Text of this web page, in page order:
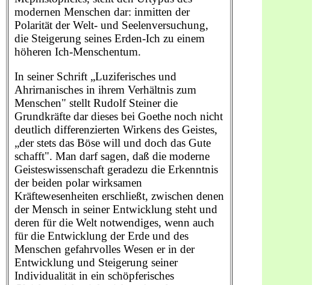
modernen Menschen dar: inmitten der
Polarität der Welt- und Seelenversuchung,
die Steigerung seines Erden-Ich zu einem
höheren Ich-Menschentum.
In seiner Schrift „Luziferisches und
Ahrirnanisches in ihrem Verhältnis zum
Menschen" stellt Rudolf Steiner die
Grundkräfte dar dieses bei Goethe noch nicht
deutlich differenzierten Wirkens des Geistes,
„der stets das Böse will und doch das Gute
schafft". Man darf sagen, daß die moderne
Geisteswissenschaft geradezu die Erkenntnis
der beiden polar wirksamen
Kräftewesenheiten erschließt, zwischen denen
der Mensch in seiner Entwicklung steht und
deren für die Welt notwendiges, wenn auch
für die Entwicklung der Erde und des
Menschen gefahrvolles Wesen er in der
Entwicklung und Steigerung seiner
Individualität in ein schöpferisches